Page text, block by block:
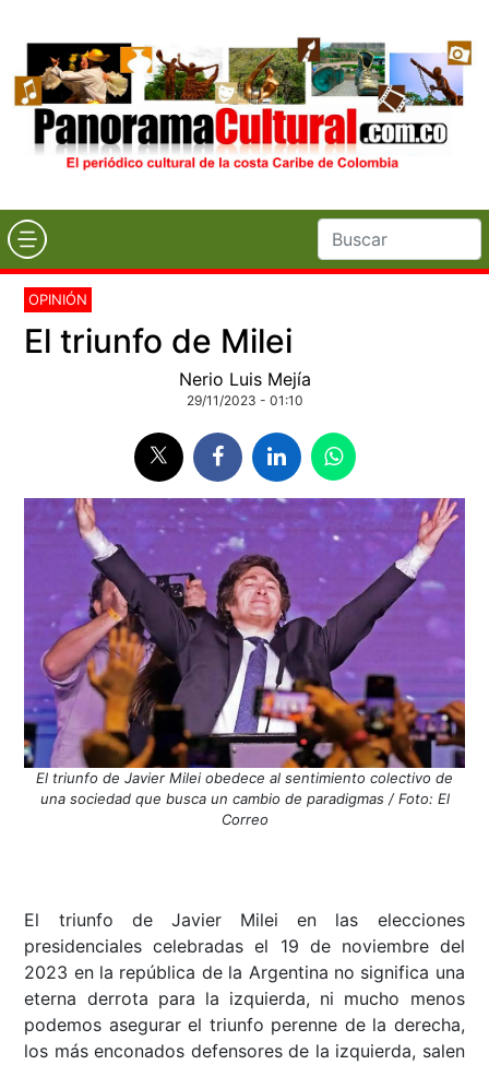
OPINIÓN
El triunfo de Milei
Nerio Luis Mejía
29/11/2023 - 01:10
El triunfo de Javier Milei obedece al sentimiento colectivo de
una sociedad que busca un cambio de paradigmas / Foto: El
Correo
El triunfo de Javier Milei en las elecciones
presidenciales celebradas el 19 de noviembre del
2023 en la república de la Argentina no significa una
eterna derrota para la izquierda, ni mucho menos
podemos asegurar el triunfo perenne de la derecha,
los más enconados defensores de la izquierda, salen